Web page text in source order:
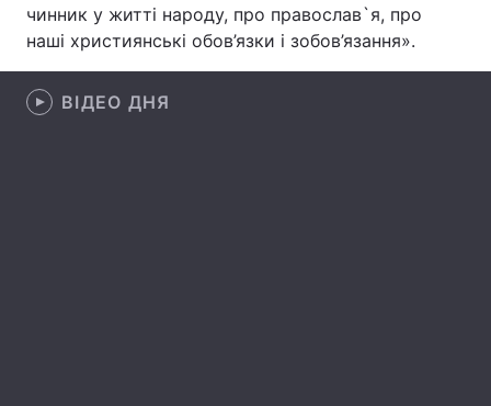
чинник у житті народу, про православ`я, про
наші християнські обов’язки і зобов’язання».
ВІДЕО ДНЯ